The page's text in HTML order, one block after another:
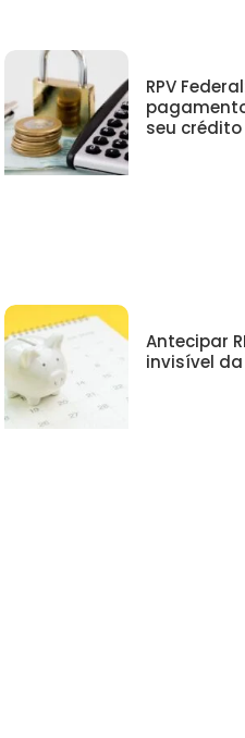
RPV
seu crédito
Antecipar
invisível